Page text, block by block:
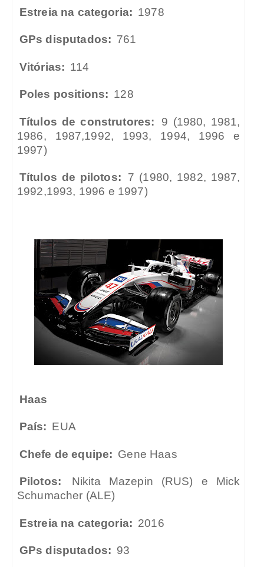
Estreia na categoria: 1978
GPs disputados: 761
Vitórias: 114
Poles positions: 128
Títulos de construtores:
9 (1980, 1981,
1986, 1987,1992, 1993, 1994, 1996 e
1997)
Títulos de pilotos:
7 (1980, 1982, 1987,
1992,1993, 1996 e 1997)
Haas
País: EUA
Chefe de equipe: Gene Haas
Pilotos:
Nikita Mazepin (RUS) e Mick
Schumacher (ALE)
Estreia na categoria: 2016
GPs disputados: 93